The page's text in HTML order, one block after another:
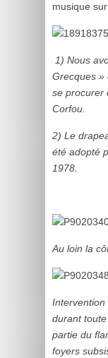
musique
1) Nous
Grecques »
se procurer
Corfou.
2) Le
été adopté
1978.
Au loin la
Intervention
durant
partie du
foyers